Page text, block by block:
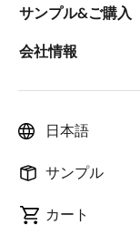
サンプル&ご購入
会社情報
日本語
サンプル
カート
～ディスプ
ステムとク
実現が可能～
2018年10月17日